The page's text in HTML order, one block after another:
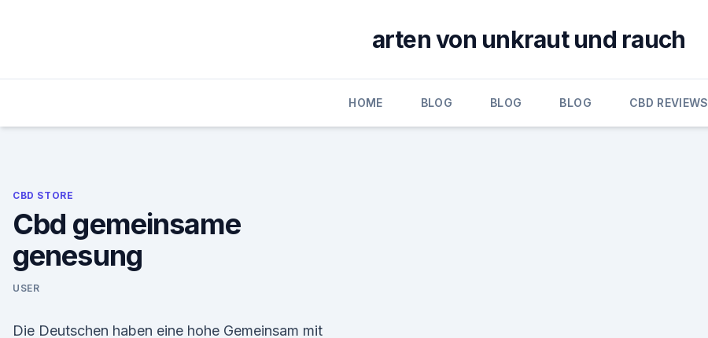
arten von unkraut und rauch
HOME BLOG BLOG BLOG CBD REVIEWS
CBD STORE
Cbd gemeinsame
genesung
USER
Die Deutschen haben eine hohe Gemeinsam mit